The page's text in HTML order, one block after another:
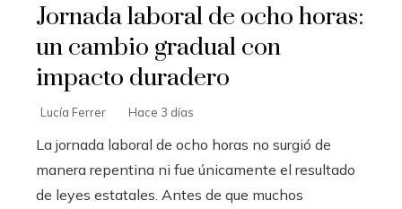
Jornada laboral de ocho horas:
un cambio gradual con
impacto duradero
Lucía Ferrer Hace 3 días
La jornada laboral de ocho horas no surgió de
manera repentina ni fue únicamente el resultado
de leyes estatales. Antes de que muchos